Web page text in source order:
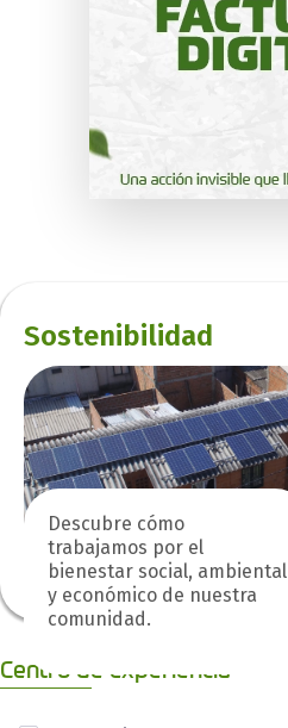
Sostenibilidad
Descubre cómo
trabajamos por el
bienestar social, ambiental
y económico de nuestra
comunidad.
Centro de experiencia